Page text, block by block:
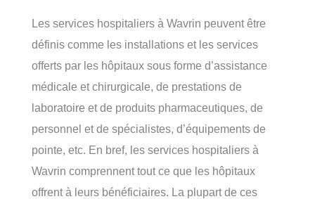
Les services hospitaliers à Wavrin peuvent être
définis comme les installations et les services
offerts par les hôpitaux sous forme d’assistance
médicale et chirurgicale, de prestations de
laboratoire et de produits pharmaceutiques, de
personnel et de spécialistes, d’équipements de
pointe, etc. En bref, les services hospitaliers à
Wavrin comprennent tout ce que les hôpitaux
offrent à leurs bénéficiaires. La plupart de ces